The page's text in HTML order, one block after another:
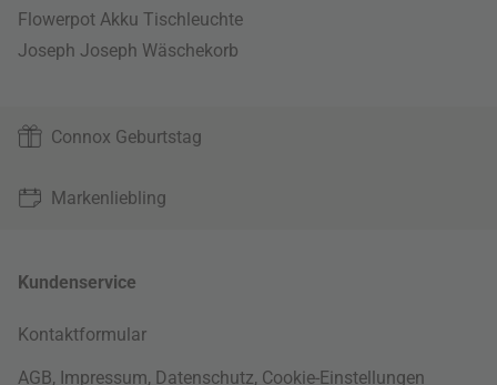
Flowerpot Akku Tischleuchte
Joseph Joseph Wäschekorb
Connox Geburtstag
Markenliebling
Kundenservice
Kontaktformular
AGB, Impressum, Datenschutz, Cookie-Einstellungen